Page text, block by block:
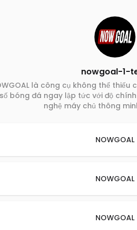
nowgoal-1-
là công cụ không thể thiếu
bóng đá ngay lập tức với độ
nghệ máy chủ thông
NOWGOAL
NOWGOAL
NOWGOAL